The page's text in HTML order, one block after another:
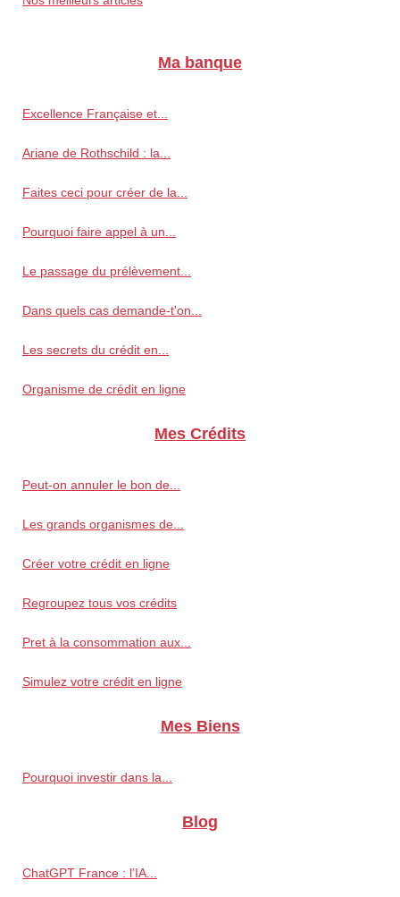
Ma banque
Excellence Française et...
Ariane de Rothschild : la...
Faites ceci pour créer de la...
Pourquoi faire appel à un...
Le passage du prélèvement...
Dans quels cas demande-t'on...
Les secrets du crédit en...
Organisme de crédit en ligne
Mes Crédits
Peut-on annuler le bon de...
Les grands organismes de...
Créer votre crédit en ligne
Regroupez tous vos crédits
Pret à la consommation aux...
Simulez votre crédit en ligne
Mes Biens
Pourquoi investir dans la...
Blog
ChatGPT France : l’IA...